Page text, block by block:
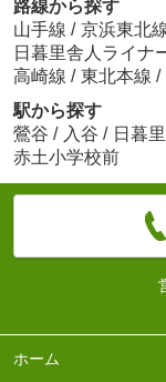
路線から探す
山手線 / 京浜東北
日暮里舎人ライナ
高崎線 / 東北本線 /
駅から探す
鶯谷 / 入谷 / 日暮里
赤土小学校前
ホーム